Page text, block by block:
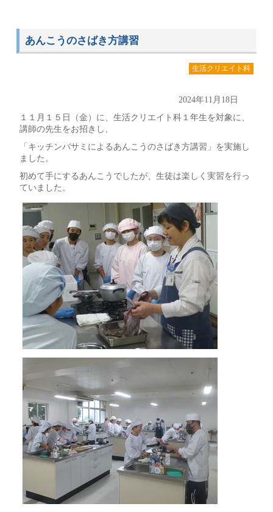
あんこうのさばき方講習
生活クリエイト科
2024年11月18日
１１月１５日（金）に、生活クリエイト科１年生を対象に、
講師の先生をお招きし、
「キッチンバサミによるあんこうのさばき方講習」を実施し
ました。
初めて手にするあんこうでしたが、生徒は楽しく実習を行っ
ていました。